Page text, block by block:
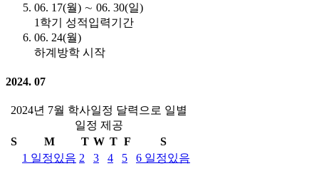
06. 17(월) ∼ 06. 30(일)
1학기 성적입력기간
06. 24(월)
하계방학 시작
2024. 07
2024년 7월 학사일정 달력으로 일별
일정 제공
S
M T W T F
S
1 일정있음 2 3 4 5 6 일정있음